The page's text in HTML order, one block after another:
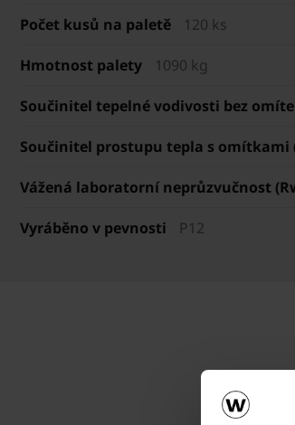
Počet kusů na paletě 120 ks
Hmotnost palety 1090 kg
Součinitel tepelné vodivosti bez
Součinitel prostupu tepla s omítkami
Vážená laboratorní neprůzvučnost
Vyráběno v pevnosti P12